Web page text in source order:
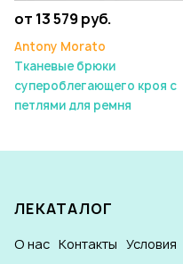
от 13 579 руб.
Antony Morato
Тканевые брюки
супероблегающего кроя с
петлями для ремня
ЛЕКАТАЛОГ
О нас Контакты Условия